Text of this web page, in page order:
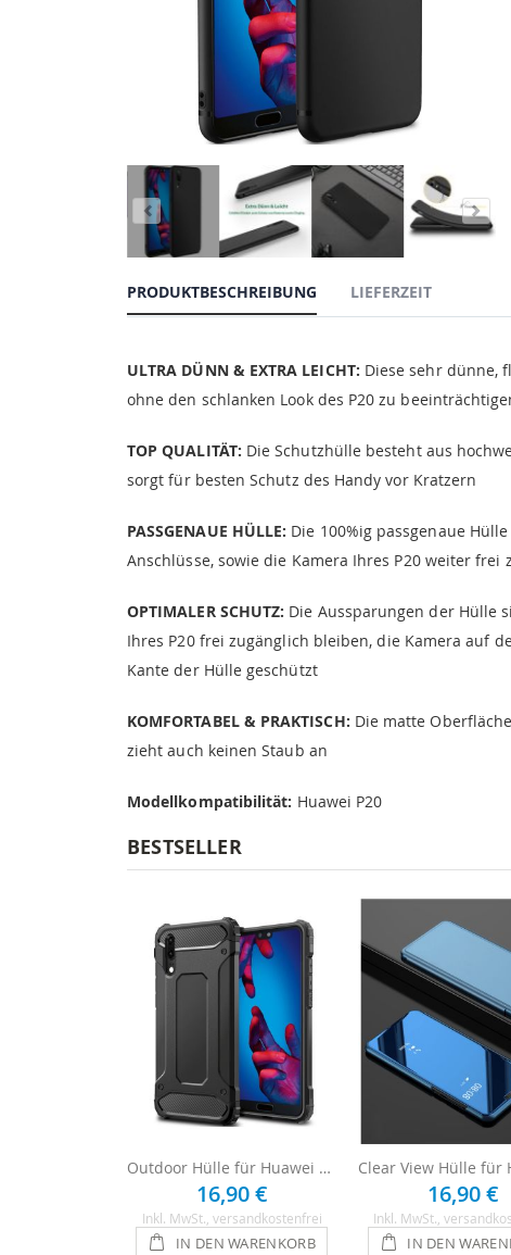
PRODUKTBESCHREIBUNG
ULTRA DÜNN & EXTRA LEICHT: Diese sehr dünne,
ohne den schlanken Look des P20 zu
TOP QUALITÄT: Die Schutzhülle besteht aus
sorgt für besten Schutz des Handy vor Kratzern
PASSGENAUE HÜLLE: Die 100%ig passgenaue
Anschlüsse, sowie die Kamera Ihres P20 weiter frei
OPTIMALER SCHUTZ: Die Aussparungen der Hülle
Ihres P20 frei zugänglich bleiben, die Kamera auf
Kante der Hülle geschützt
KOMFORTABEL & PRAKTISCH: Die matte
zieht auch keinen Staub an
Modellkompatibilität: Huawei P20
LIEFERZEIT
BESTSELLER
Outdoor Hülle für Huawei P20 - Schwarz
16,90 €
Inkl. MwSt. , versandkostenfrei
IN DEN WARENKORB
16,90 €
Inkl. MwSt. ,
IN DEN